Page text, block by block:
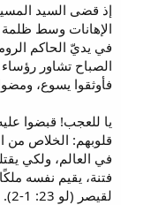
إذ قضى السيد
الإهانات وسط ظلمة
في يديّ الحاكم
الصباح تشاور رؤساء
فأوثقوا يسوع،
يا للعجب! قبضوا
قلوبهم: الخلاص من
في العالم، ولكي
فتنة، يقيم نفسه
لقيصر (لو 23: 1-2).